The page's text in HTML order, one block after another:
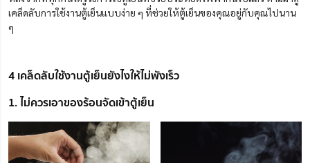
เคล็ดลับการใช้งานตู้เย็นแบบง่าย ๆ ที่ช่วยให้ตู้เย็นของคุณอยู่กับคุณไปนาน
ๆ
4 เคล็ดลับใช้งานตู้เย็นยังไงให้ไม่พังเร็ว
1. ไม่ควรเอาของร้อนจัดเข้าตู้เย็น